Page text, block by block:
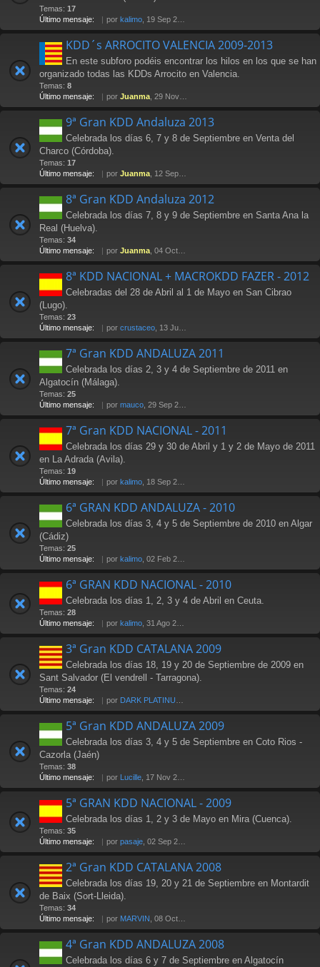
Temas: 17
Último mensaje:
por kalimo , 19 Sep 2014 20:50
KDD´s ARROCITO VALENCIA 2009-2013
En este subforo podéis encontrar los hilos en los que se han
organizado todas las KDDs Arrocito en Valencia.
Temas: 8
Último mensaje:
por Juanma , 29 Nov 2013 14:01
9ª Gran KDD Andaluza 2013
Celebrada los días 6, 7 y 8 de Septiembre en Venta del
Charco (Córdoba).
Temas: 17
Último mensaje:
por Juanma , 12 Sep 2013 22:52
8ª Gran KDD Andaluza 2012
Celebrada los días 7, 8 y 9 de Septiembre en Santa Ana la
Real (Huelva).
Temas: 34
Último mensaje:
por Juanma , 04 Oct 2012 15:24
8ª KDD NACIONAL + MACROKDD FAZER - 2012
Celebradas del 28 de Abril al 1 de Mayo en San Cibrao
(Lugo).
Temas: 23
Último mensaje:
por crustaceo , 13 Jul 2012 21:36
7ª Gran KDD ANDALUZA 2011
Celebrada los días 2, 3 y 4 de Septiembre de 2011 en
Algatocín (Málaga).
Temas: 25
Último mensaje:
por mauco , 29 Sep 2011 02:15
7ª Gran KDD NACIONAL - 2011
Celebrada los días 29 y 30 de Abril y 1 y 2 de Mayo de 2011
en La Adrada (Avila).
Temas: 19
Último mensaje:
por kalimo , 18 Sep 2011 23:36
6ª GRAN KDD ANDALUZA - 2010
Celebrada los días 3, 4 y 5 de Septiembre de 2010 en Algar
(Cádiz)
Temas: 25
Último mensaje:
por kalimo , 02 Feb 2011 16:01
6ª GRAN KDD NACIONAL - 2010
Celebrada los días 1, 2, 3 y 4 de Abril en Ceuta.
Temas: 28
Último mensaje:
por kalimo , 31 Ago 2010 18:03
3ª Gran KDD CATALANA 2009
Celebrada los días 18, 19 y 20 de Septiembre de 2009 en
Sant Salvador (El vendrell - Tarragona).
Temas: 24
Último mensaje:
por DARK PLATINUM
5ª Gran KDD ANDALUZA 2009
Celebrada los días 3, 4 y 5 de Septiembre en Coto Rios -
Cazorla (Jaén)
Temas: 38
Último mensaje:
por Lucille , 17 Nov 2009 18:20
5ª GRAN KDD NACIONAL - 2009
Celebrada los días 1, 2 y 3 de Mayo en Mira (Cuenca).
Temas: 35
Último mensaje:
por pasaje , 02 Sep 2010 16:44
2ª Gran KDD CATALANA 2008
Celebrada los días 19, 20 y 21 de Septiembre en Montardit
de Baix (Sort-Lleida).
Temas: 34
Último mensaje:
por MARVIN , 08 Oct 2008 09:59
4ª Gran KDD ANDALUZA 2008
Celebrada los días 6 y 7 de Septiembre en Algatocín